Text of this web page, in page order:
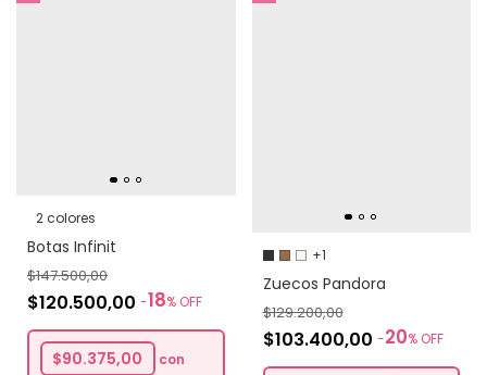
2 colores
Botas Infinit
$120.500,00 -18% OFF
$147.500,00
$90.375,00
con
+1
Zuecos Pandora
$103.400,00 -20% OFF
$129.200,00